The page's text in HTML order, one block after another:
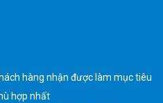
hàng nhận được làm mục tiêu
hợp nhất